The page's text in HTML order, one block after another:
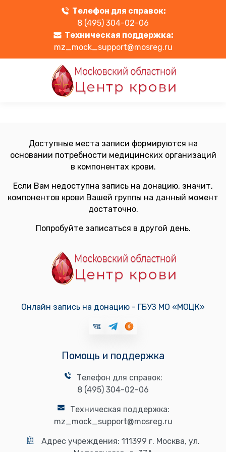
Телефон для справок:
8 (495) 304-02-06
Техническая поддержка:
mz_mock_support@mosreg.ru
Доступные места записи формируются на
основании потребности медицинских организаций
в компонентах крови.
Если Вам недоступна запись на донацию, значит,
компонентов крови Вашей группы на данный момент
достаточно.
Попробуйте записаться в другой день.
Онлайн запись на донацию - ГБУЗ МО «МОЦК»
Помощь и поддержка
Телефон для справок:
8 (495) 304-02-06
Техническая поддержка:
mz_mock_support@mosreg.ru
Адрес учреждения: 111399 г. Москва, ул.